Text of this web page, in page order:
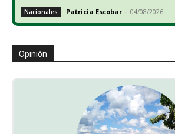
Nacionales Patricia Escobar - 04/08/2026
Opinión